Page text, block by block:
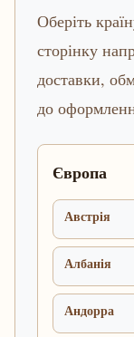
Оберіть
сторінку
доставки,
до
Європа
Австрія
Албанія
Андорра